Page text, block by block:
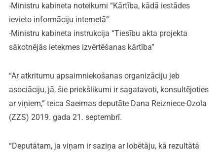
-Ministru kabineta noteikumi “Kārtība, kādā iestādes
ievieto informāciju internetā”
-Ministru kabineta instrukcija “Tiesību akta projekta
sākotnējās ietekmes izvērtēšanas kārtība”
“Ar atkritumu apsaimniekošanas organizāciju jeb
asociāciju, jā, šie priekšlikumi ir sagatavoti, konsultējoties
ar viņiem,” teica Saeimas deputāte Dana Reizniece-Ozola
(ZZS) 2019. gada 21. septembrī.
“Deputātam, ja viņam ir saziņa ar lobētāju, kā rezultātā